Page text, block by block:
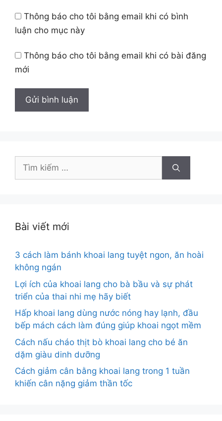
Thông báo cho tôi bằng email khi có bình
luận cho mục này
Thông báo cho tôi bằng email khi có bài đăng
mới
Tìm
Bài viết mới
3 cách làm bánh khoai lang tuyệt ngon, ăn hoài
không ngán
Lợi ích của khoai lang cho bà bầu và sự phát
triển của thai nhi mẹ hãy biết
Hấp khoai lang dùng nước nóng hay lạnh, đầu
bếp mách cách làm đúng giúp khoai ngọt mềm
Cách nấu cháo thịt bò khoai lang cho bé ăn
dặm giàu dinh dưỡng
Cách giảm cân bằng khoai lang trong 1 tuần
khiến cân nặng giảm thần tốc